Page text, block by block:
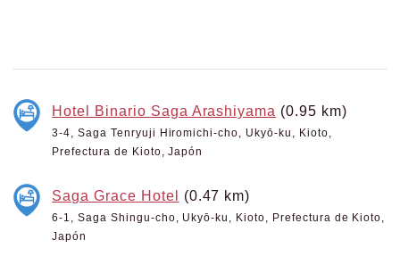
Hotel Binario Saga Arashiyama (0.95 km)
3-4, Saga Tenryuji Hiromichi-cho, Ukyō-ku, Kioto,
Prefectura de Kioto, Japón
Saga Grace Hotel (0.47 km)
6-1, Saga Shingu-cho, Ukyō-ku, Kioto, Prefectura de Kioto,
Japón